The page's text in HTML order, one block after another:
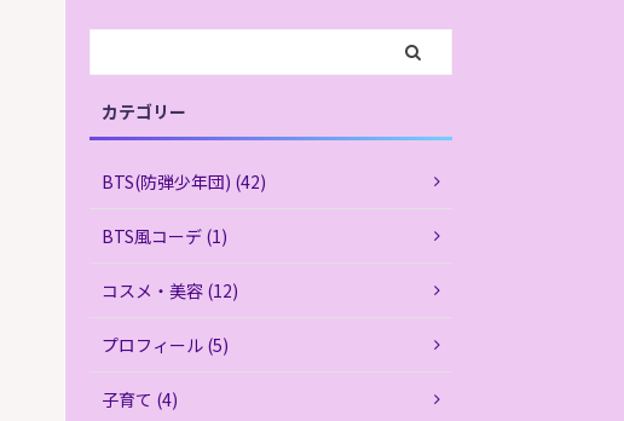
カテゴリー
BTS(防弾少年団) (42)
BTS風コーデ (1)
コスメ・美容 (12)
プロフィール (5)
子育て (4)